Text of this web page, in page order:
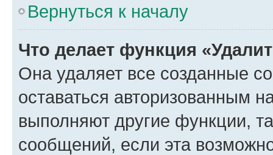
Вернуться к началу
Что делает функция
Она удаляет все созданные
оставаться авторизованным
выполняют другие функции,
сообщений, если эта